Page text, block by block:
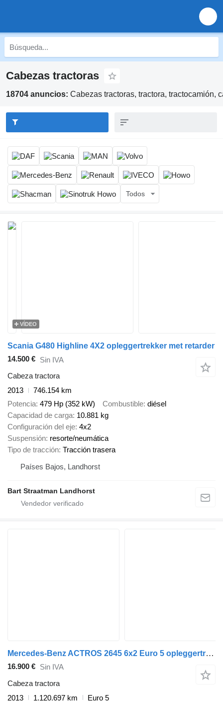
Cabezas tractoras
18704 anuncios: Cabezas tractoras, tractora, tractocamión,
Todos
VÍDEO
Scania G480 Highline 4X2 opleggertrekker met retarder
14.500 € Sin IVA
Cabeza tractora
2013
746.154 km
Potencia 479 Hp (352 kW) Combustible diésel
Capacidad de carga 10.881 kg
Configuración del eje 4x2
Suspensión resorte/neumática
Tipo de tracción Tracción trasera
Países Bajos, Landhorst
Bart Straatman Landhorst
Mercedes-Benz ACTROS 2645 6x2 Euro 5 opleggertrekker met kipperhydrauliek
16.900 € Sin IVA
Cabeza tractora
2013
1.120.697 km
Euro 5